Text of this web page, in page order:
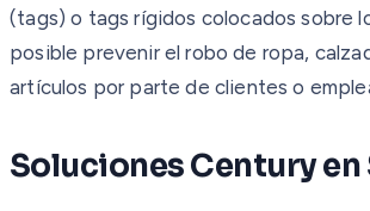
(tags) o tags rígidos colocados sobre
posible prevenir el robo de ropa,
artículos por parte de clientes o
Soluciones Century en